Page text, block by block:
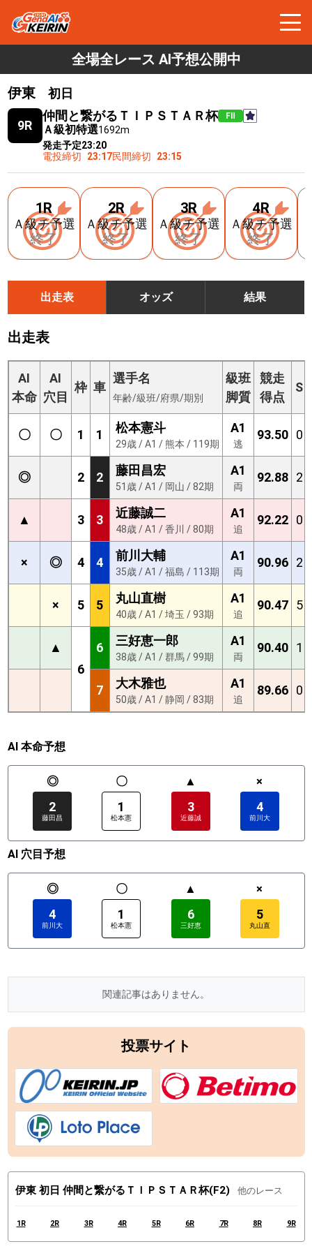
全場全レース AI予想公開中
伊東
初日
9R
仲間と繋がるＴＩＰＳＴＡＲ杯 FⅡ
Ａ級初特選1692m
発走予定23:20
電投締切
23:17民間締切 23:15
1R
Ａ級チ予選
終了
2R
Ａ級チ予選
終了
3R
Ａ級チ予選
終了
4R
Ａ級チ予選
終了
出走表 オッズ 結果
出走表
AI
本命
AI
穴目
枠 車
選手名
年齢/級班/府県/期別
級班
脚質
競走
得点
S
〇 〇 1 1 松本憲斗
29歳 / A1 / 熊本 / 119期
A1
逃
93.50 0
◎ 2 2 藤田昌宏
51歳 / A1 / 岡山 / 82期
A1
両
92.88 2
▲ 3 3 近藤誠二
48歳 / A1 / 香川 / 80期
A1
追
92.22 0
× ◎ 4 4 前川大輔
35歳 / A1 / 福島 / 113期
A1
両
90.96 2
× 5 5 丸山直樹
40歳 / A1 / 埼玉 / 93期
A1
追
90.47 5
▲
6
6 三好恵一郎
38歳 / A1 / 群馬 / 99期
A1
両
90.40 1
7 大木雅也
50歳 / A1 / 静岡 / 83期
A1
追
89.66 0
AI 本命予想
◎
2
藤田昌
〇
1
松本憲
▲
3
近藤誠
×
4
前川大
AI 穴目予想
◎
4
前川大
〇
1
松本憲
▲
6
三好恵
×
5
丸山直
関連記事はありません。
投票サイト
伊東 初日 仲間と繋がるＴＩＰＳＴＡＲ杯(F2) 他のレース
1R 2R 3R 4R 5R 6R 7R 8R 9R